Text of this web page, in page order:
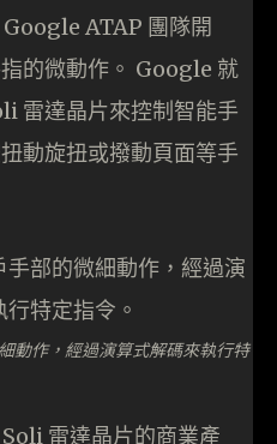
ATAP 團隊開
的微動作。 Google 就
雷達晶片來控制智能手
動旋扭或撥動頁面等手
動作，經過演算式解碼來執行特
雷達晶片的商業產